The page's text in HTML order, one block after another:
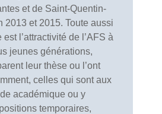
et de Saint-Quentin-
2013 et 2015. Toute aussi
l’attractivité de l’AFS à
jeunes générations,
leur thèse ou l’ont
celles qui sont aux
académique ou y
temporaires,